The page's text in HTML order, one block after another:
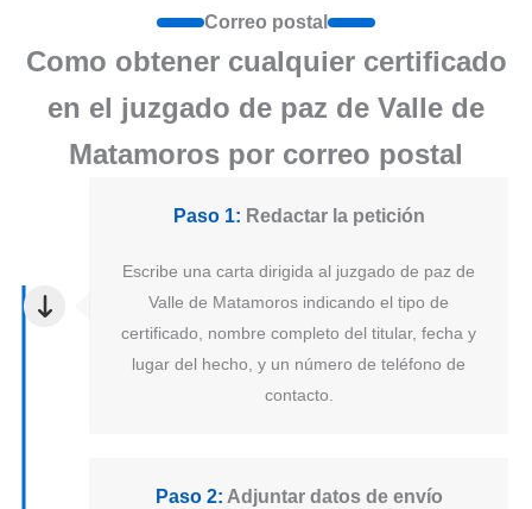
Correo postal
Como obtener cualquier certificado
en el juzgado de paz de Valle de
Matamoros por correo postal
Paso 1: Redactar la petición
Escribe una carta dirigida al juzgado de paz de
Valle de Matamoros indicando el tipo de
certificado, nombre completo del titular, fecha y
lugar del hecho, y un número de teléfono de
contacto.
Paso 2: Adjuntar datos de envío